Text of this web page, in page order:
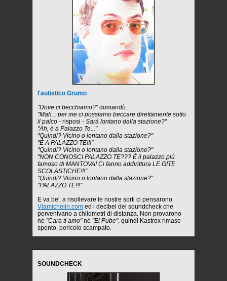
l'autistico Grumo.
"Dove ci becchiamo?"domandò.
"Mah... per me ci possiamo beccare direttamente sotto
il palco - risposi - Sarà lontano dalla stazione?"
"Ah, è a Palazzo Te..."
"Quindi? Vicino o lontano dalla stazione?"
"È A PALAZZO TE!!!"
"Quindi? Vicino o lontano dalla stazione?"
"NON CONOSCI PALAZZO TE??? È il palazzo più
famoso di MANTOVA! Ci fanno addirittura LE GITE
SCOLASTICHE!!!"
"Quindi? Vicino o lontano dalla stazione?"
"PALAZZO TE!!!"
E va be', a risollevare le nostre sorti ci pensarono
Viamichelin.com ed i decibel del soundcheck che
pervenivano a chilometri di distanza. Non provarono
nè "Cara ti amo"nè "El Pube", quindi Kastrox rimase
spento, pericolo scampato.
SOUNDCHECK